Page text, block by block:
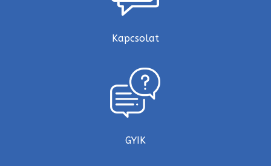
Kapcsolat
GYIK